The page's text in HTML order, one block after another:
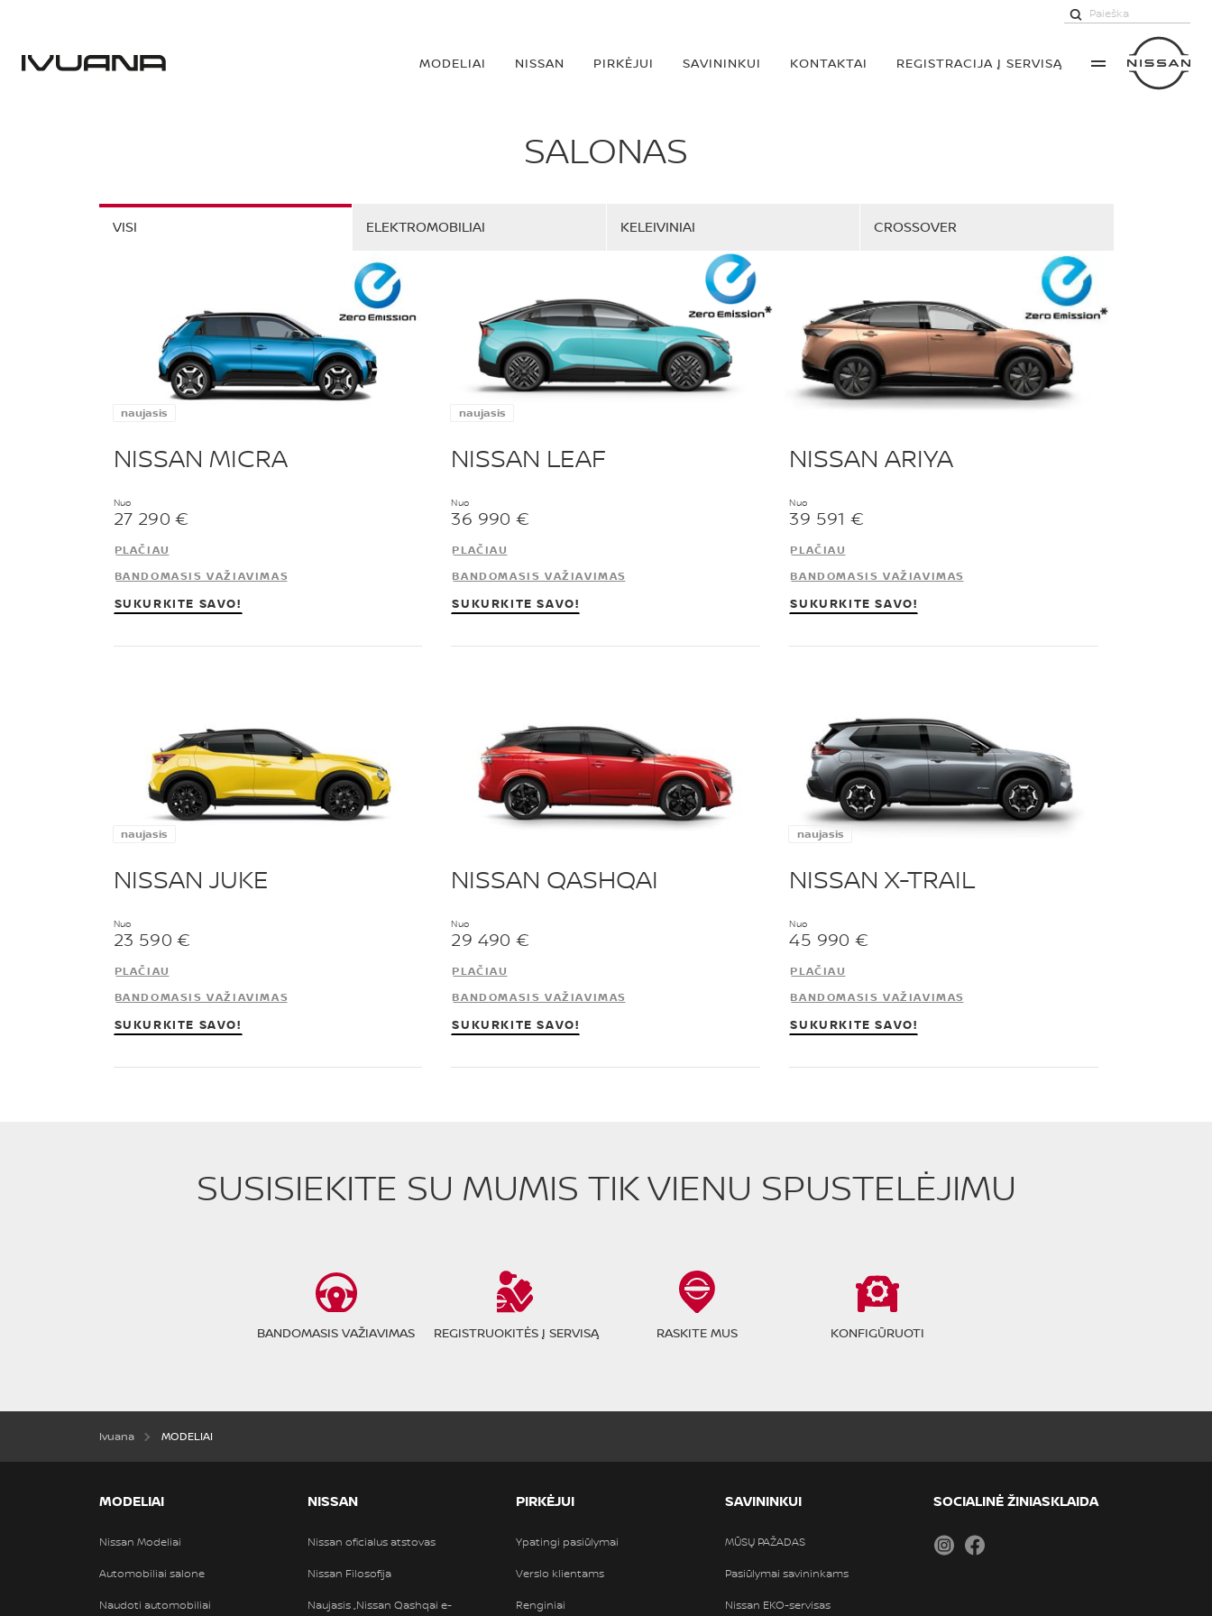
MODELIAI NISSAN PIRKĖJUI SAVININKUI KONTAKTAI REGISTRACIJA Į SERVISĄ
SALONAS
VISI ELEKTROMOBILIAI KELEIVINIAI CROSSOVER
naujasis
NISSAN MICRA
Nuo
27 290 €
PLAČIAU
BANDOMASIS VAŽIAVIMAS
SUKURKITE SAVO!
naujasis
NISSAN LEAF
Nuo
36 990 €
PLAČIAU
BANDOMASIS VAŽIAVIMAS
SUKURKITE SAVO!
NISSAN ARIYA
Nuo
39 591 €
PLAČIAU
BANDOMASIS VAŽIAVIMAS
SUKURKITE SAVO!
naujasis
NISSAN JUKE
Nuo
23 590 €
PLAČIAU
BANDOMASIS VAŽIAVIMAS
SUKURKITE SAVO!
NISSAN QASHQAI
Nuo
29 490 €
PLAČIAU
BANDOMASIS VAŽIAVIMAS
SUKURKITE SAVO!
naujasis
NISSAN X-TRAIL
Nuo
45 990 €
PLAČIAU
BANDOMASIS VAŽIAVIMAS
SUKURKITE SAVO!
SUSISIEKITE SU MUMIS TIK VIENU SPUSTELĖJIMU
BANDOMASIS VAŽIAVIMAS REGISTRUOKITĖS Į SERVISĄ RASKITE MUS KONFIGŪRUOTI
Ivuana MODELIAI
MODELIAI
Nissan Modeliai
Automobiliai salone
Naudoti automobiliai
NISSAN
Nissan oficialus atstovas
Nissan Filosofija
Naujasis „Nissan Qashqai e-
PIRKĖJUI
Ypatingi pasiūlymai
Verslo klientams
Renginiai
SAVININKUI
MŪSŲ PAŽADAS
Pasiūlymai savininkams
Nissan EKO-servisas
SOCIALINĖ ŽINIASKLAIDA
Instagram